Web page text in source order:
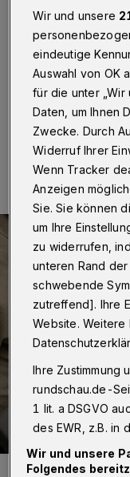
Wuppertal·Bei
kam Samstag (2.
einer Schlägerei,
Symbolfoto.
Wir und unsere
eindeutige
Auswahl von OK
für die unter
Daten, um Ihnen
Zwecke. Durch
Widerruf Ihrer
Wenn Tracker
Anzeigen
Sie. Sie können
um Ihre
zu widerrufen,
unteren Rand
schwebende
zutreffend]. Ihre
Website. Weitere
Ihre Zustimmung
rundschau.de-
1 lit. a DSGVO
des EWR, z.B. in
Wir und unsere
Folgendes